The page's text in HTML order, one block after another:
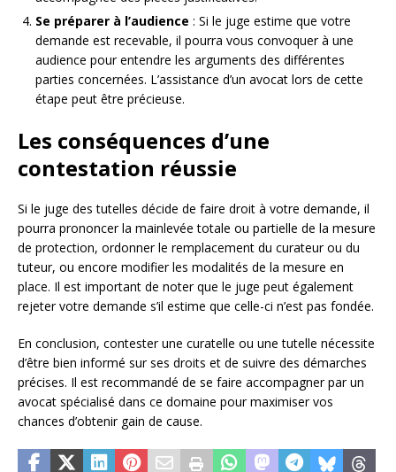
Se préparer à l’audience : Si le juge estime que votre
demande est recevable, il pourra vous convoquer à une
audience pour entendre les arguments des différentes
parties concernées. L’assistance d’un avocat lors de cette
étape peut être précieuse.
Les conséquences d’une
contestation réussie
Si le juge des tutelles décide de faire droit à votre demande, il
pourra prononcer la mainlevée totale ou partielle de la mesure
de protection, ordonner le remplacement du curateur ou du
tuteur, ou encore modifier les modalités de la mesure en
place. Il est important de noter que le juge peut également
rejeter votre demande s’il estime que celle-ci n’est pas fondée.
En conclusion, contester une curatelle ou une tutelle nécessite
d’être bien informé sur ses droits et de suivre des démarches
précises. Il est recommandé de se faire accompagner par un
avocat spécialisé dans ce domaine pour maximiser vos
chances d’obtenir gain de cause.